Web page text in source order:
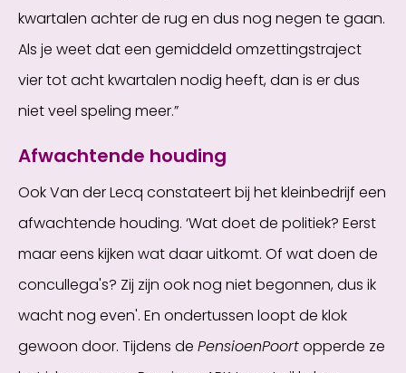
kwartalen achter de rug en dus nog negen te gaan.
Als je weet dat een gemiddeld omzettingstraject
vier tot acht kwartalen nodig heeft, dan is er dus
niet veel speling meer.”
Afwachtende houding
Ook Van der Lecq constateert bij het kleinbedrijf een
afwachtende houding. ‘Wat doet de politiek? Eerst
maar eens kijken wat daar uitkomt. Of wat doen de
concullega's? Zij zijn ook nog niet begonnen, dus ik
wacht nog even'. En ondertussen loopt de klok
gewoon door. Tijdens de PensioenPoortopperde ze